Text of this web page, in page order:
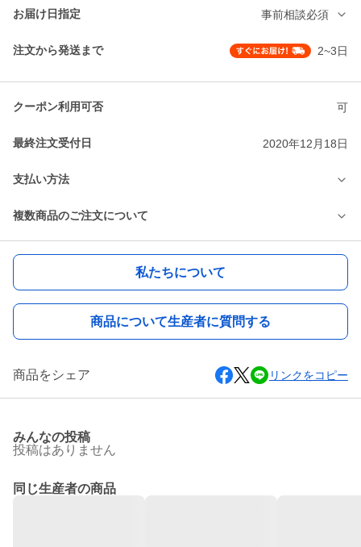
お届け日指定 事前相談必須
注文から発送まで 2~3日
クーポン利用可否 可
最終注文受付日 2020年12月18日
支払い方法
複数商品のご注文について
私たちについて
商品について生産者に質問する
商品をシェア リンクをコピー
みんなの投稿
投稿はありません
同じ生産者の商品